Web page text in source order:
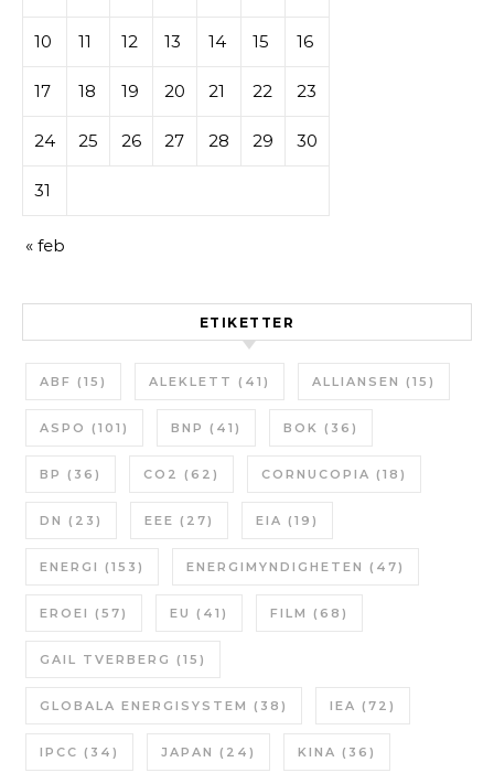
10 11 12 13 14 15 16
17 18 19 20 21 22 23
24 25 26 27 28 29 30
31
« feb
ETIKETTER
ABF (15) ALEKLETT (41) ALLIANSEN (15)
ASPO (101) BNP (41) BOK (36)
BP (36) CO2 (62) CORNUCOPIA (18)
DN (23) EEE (27) EIA (19)
ENERGI (153) ENERGIMYNDIGHETEN (47)
EROEI (57) EU (41) FILM (68)
GAIL TVERBERG (15)
GLOBALA ENERGISYSTEM (38) IEA (72)
IPCC (34) JAPAN (24) KINA (36)